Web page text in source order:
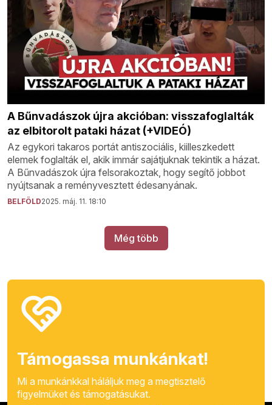
A Bűnvadászok újra akcióban: visszafoglalták
az elbitorolt pataki házat (+VIDEÓ)
Az egykori takaros portát antiszociális, kiilleszkedett
elemek foglalták el, akik immár sajátjuknak tekintik a házat.
A Bűnvadászok újra felsorakoztak, hogy segítő jobbot
nyújtsanak a reményvesztett édesanyának.
BELFÖLD2025. máj. 11. 18:10
Még több
Támogassa munkánkat!
Mi a munkánkkal háláljuk meg a megtisztelő
figyelmüket és támogatásukat.